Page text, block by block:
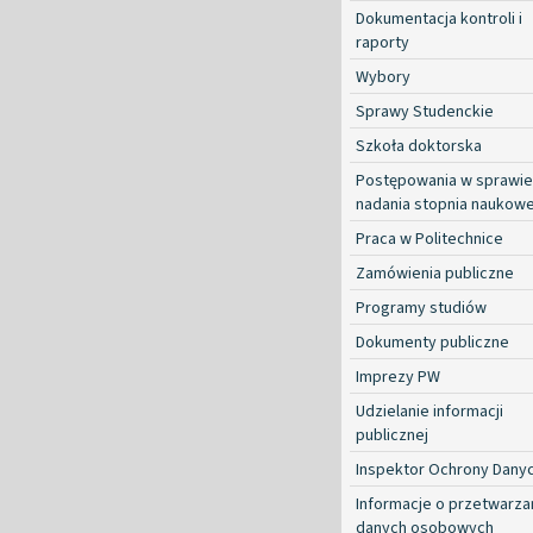
Dokumentacja kontroli i
raporty
Wybory
Sprawy Studenckie
Szkoła doktorska
Postępowania w sprawie
nadania stopnia
Praca w Politechnice
Zamówienia publiczne
Programy studiów
Dokumenty publiczne
Imprezy PW
Udzielanie informacji
publicznej
Inspektor Ochrony
Informacje o
danych osobowych